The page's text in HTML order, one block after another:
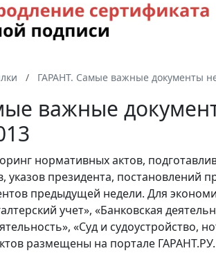
ГАРАНТ. Самые важные документы
важные
нормативных актов,
указов президента, постановлений
предыдущей недели. Для
учет», «Банковская
«Суд и
размещены на портале ГАРАНТ.РУ.